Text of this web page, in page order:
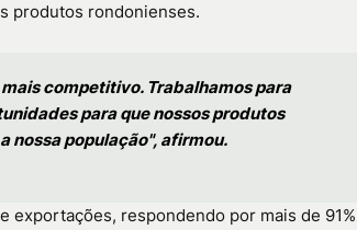
produtos rondonienses.
competitivo. Trabalhamos para
para que nossos produtos
nossa população", afirmou.
exportações, respondendo por mais de 91%